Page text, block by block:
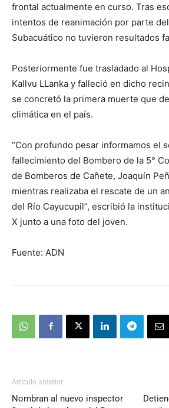
frontal actualmente en curso. Tras
intentos de reanimación por parte
Subacuático no tuvieron resultados
Posteriormente fue trasladado al
Kallvu LLanka y falleció en dicho
se concretó la primera muerte que
climática en el país.
“Con profundo pesar informamos el
fallecimiento del Bombero de la 5°
de Bomberos de Cañete, Joaquín
mientras realizaba el rescate de un
del Río Cayucupil”, escribió la
X junto a una foto del joven.
Fuente: ADN
Artículo anterior
Nombran al nuevo inspector